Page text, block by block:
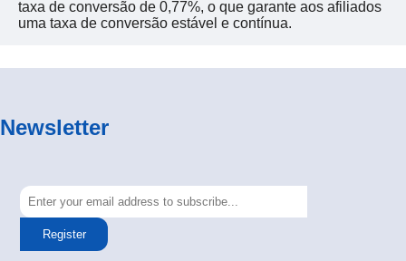
taxa de conversão de 0,77%, o que garante aos afiliados
uma taxa de conversão estável e contínua.
Newsletter
Register